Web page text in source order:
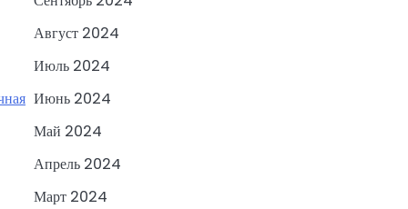
Август 2024
Июль 2024
Июнь 2024
Май 2024
Апрель 2024
Март 2024